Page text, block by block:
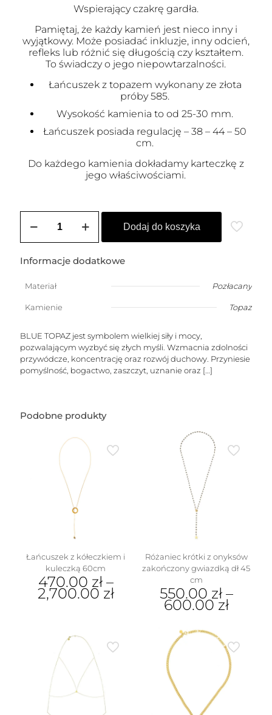
Wspierający czakrę gardła.
Pamiętaj, że każdy kamień jest nieco inny i
wyjątkowy. Może posiadać inkluzje, inny odcień,
refleks lub różnić się długością czy kształtem.
To świadczy o jego niepowtarzalności.
Łańcuszek z topazem wykonany ze złota
próby 585.
Wysokość kamienia to od 25-30 mm.
Łańcuszek posiada regulację – 38 – 44 – 50
cm.
Do każdego kamienia dokładamy karteczkę z
jego właściwościami.
Łańcuszek
–
(blue
topaz
Dodaj do koszyka
Informacje dodatkowe
Materiał Pozłacany
Kamienie Topaz
BLUE TOPAZ jest symbolem wielkiej siły i mocy,
pozwalającym wyzbyć się złych myśli. Wzmacnia zdolności
przywódcze, koncentrację oraz rozwój duchowy. Przyniesie
pomyślność, bogactwo, zaszczyt, uznanie oraz […]
Podobne produkty
Łańcuszek z kółeczkiem i
kuleczką 60cm
470.00 zł–
2,700.00 zł
wiele
wariantów.
Opcje
można
wybrać
Różaniec krótki z onyksów
zakończony gwiazdką dł 45
cm
550.00 zł–
600.00 zł
produkt
wariantów.
można
wybrać
na